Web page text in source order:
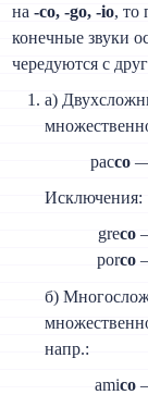
на-co, -go, -io, то
конечные звуки
чередуются с
а)
pacco
Исключения:
greco
porco
б)
напр.:
amico